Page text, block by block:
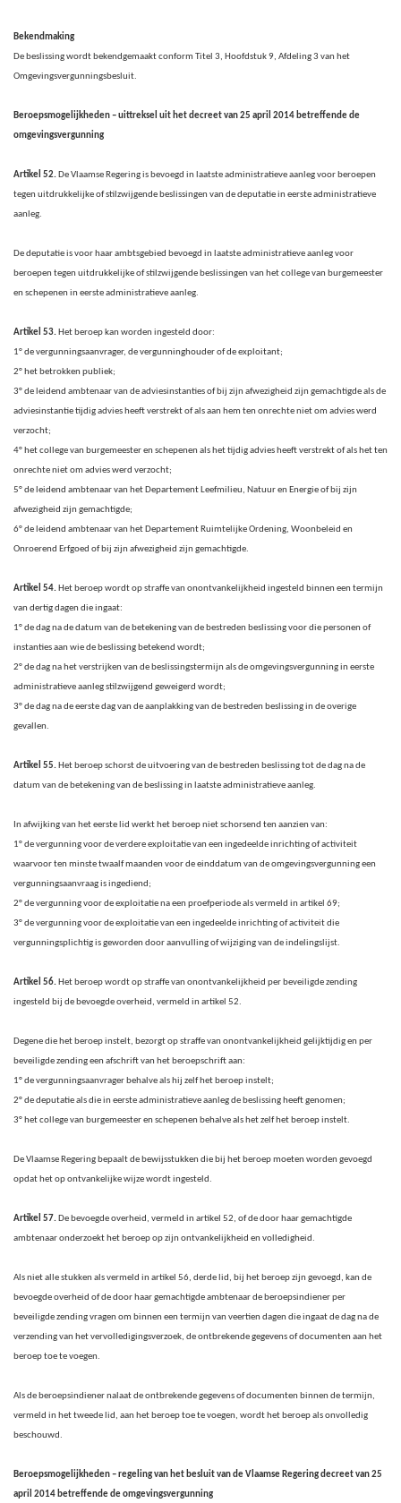
Bekendmaking
De beslissing wordt bekendgemaakt conform Titel 3, Hoofdstuk 9, Afdeling 3 van het
Omgevingsvergunningsbesluit.
Beroepsmogelijkheden – uittreksel uit het decreet van 25 april 2014 betreffende de
omgevingsvergunning
Artikel 52. De Vlaamse Regering is bevoegd in laatste administratieve aanleg voor beroepen
tegen uitdrukkelijke of stilzwijgende beslissingen van de deputatie in eerste administratieve
aanleg.
De deputatie is voor haar ambtsgebied bevoegd in laatste administratieve aanleg voor
beroepen tegen uitdrukkelijke of stilzwijgende beslissingen van het college van burgemeester
en schepenen in eerste administratieve aanleg.
Artikel 53. Het beroep kan worden ingesteld door:
1° de vergunningsaanvrager, de vergunninghouder of de exploitant;
2° het betrokken publiek;
3° de leidend ambtenaar van de adviesinstanties of bij zijn afwezigheid zijn gemachtigde als de
adviesinstantie tijdig advies heeft verstrekt of als aan hem ten onrechte niet om advies werd
verzocht;
4° het college van burgemeester en schepenen als het tijdig advies heeft verstrekt of als het ten
onrechte niet om advies werd verzocht;
5° de leidend ambtenaar van het Departement Leefmilieu, Natuur en Energie of bij zijn
afwezigheid zijn gemachtigde;
6° de leidend ambtenaar van het Departement Ruimtelijke Ordening, Woonbeleid en
Onroerend Erfgoed of bij zijn afwezigheid zijn gemachtigde.
Artikel 54. Het beroep wordt op straffe van onontvankelijkheid ingesteld binnen een termijn
van dertig dagen die ingaat:
1° de dag na de datum van de betekening van de bestreden beslissing voor die personen of
instanties aan wie de beslissing betekend wordt;
2° de dag na het verstrijken van de beslissingstermijn als de omgevingsvergunning in eerste
administratieve aanleg stilzwijgend geweigerd wordt;
3° de dag na de eerste dag van de aanplakking van de bestreden beslissing in de overige
gevallen.
Artikel 55. Het beroep schorst de uitvoering van de bestreden beslissing tot de dag na de
datum van de betekening van de beslissing in laatste administratieve aanleg.
In afwijking van het eerste lid werkt het beroep niet schorsend ten aanzien van:
1° de vergunning voor de verdere exploitatie van een ingedeelde inrichting of activiteit
waarvoor ten minste twaalf maanden voor de einddatum van de omgevingsvergunning een
vergunningsaanvraag is ingediend;
2° de vergunning voor de exploitatie na een proefperiode als vermeld in artikel 69;
3° de vergunning voor de exploitatie van een ingedeelde inrichting of activiteit die
vergunningsplichtig is geworden door aanvulling of wijziging van de indelingslijst.
Artikel 56. Het beroep wordt op straffe van onontvankelijkheid per beveiligde zending
ingesteld bij de bevoegde overheid, vermeld in artikel 52.
Degene die het beroep instelt, bezorgt op straffe van onontvankelijkheid gelijktijdig en per
beveiligde zending een afschrift van het beroepschrift aan:
1° de vergunningsaanvrager behalve als hij zelf het beroep instelt;
2° de deputatie als die in eerste administratieve aanleg de beslissing heeft genomen;
3° het college van burgemeester en schepenen behalve als het zelf het beroep instelt.
De Vlaamse Regering bepaalt de bewijsstukken die bij het beroep moeten worden gevoegd
opdat het op ontvankelijke wijze wordt ingesteld.
Artikel 57. De bevoegde overheid, vermeld in artikel 52, of de door haar gemachtigde
ambtenaar onderzoekt het beroep op zijn ontvankelijkheid en volledigheid.
Als niet alle stukken als vermeld in artikel 56, derde lid, bij het beroep zijn gevoegd, kan de
bevoegde overheid of de door haar gemachtigde ambtenaar de beroepsindiener per
beveiligde zending vragen om binnen een termijn van veertien dagen die ingaat de dag na de
verzending van het vervolledigingsverzoek, de ontbrekende gegevens of documenten aan het
beroep toe te voegen.
Als de beroepsindiener nalaat de ontbrekende gegevens of documenten binnen de termijn,
vermeld in het tweede lid, aan het beroep toe te voegen, wordt het beroep als onvolledig
beschouwd.
Beroepsmogelijkheden – regeling van het besluit van de Vlaamse Regering decreet van 25
april 2014 betreffende de omgevingsvergunning